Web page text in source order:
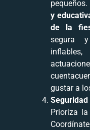
y
de la
segura
gustar a
Prioriza